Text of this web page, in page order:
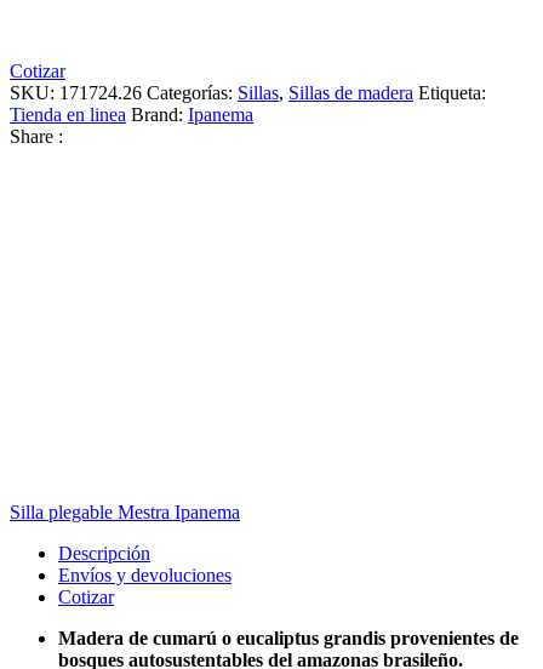
Cotizar
SKU: 171724.26 Categorías: Sillas, Sillas de madera Etiqueta:
Tienda en linea Brand: Ipanema
Share :
Silla plegable Mestra Ipanema
Descripción
Envíos y devoluciones
Cotizar
Madera de cumarú o eucaliptus grandis provenientes de
bosques autosustentables del amazonas brasileño.